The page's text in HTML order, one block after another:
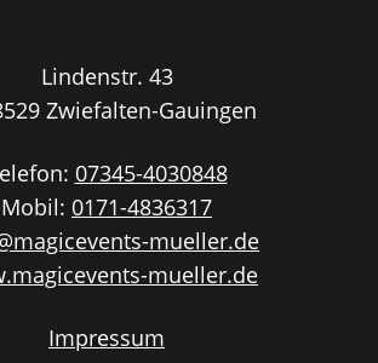
Lindenstr. 43
Zwiefalten-Gauingen
07345-4030848
Mobil: 0171-4836317
mueller.de
mueller.de
Impressum